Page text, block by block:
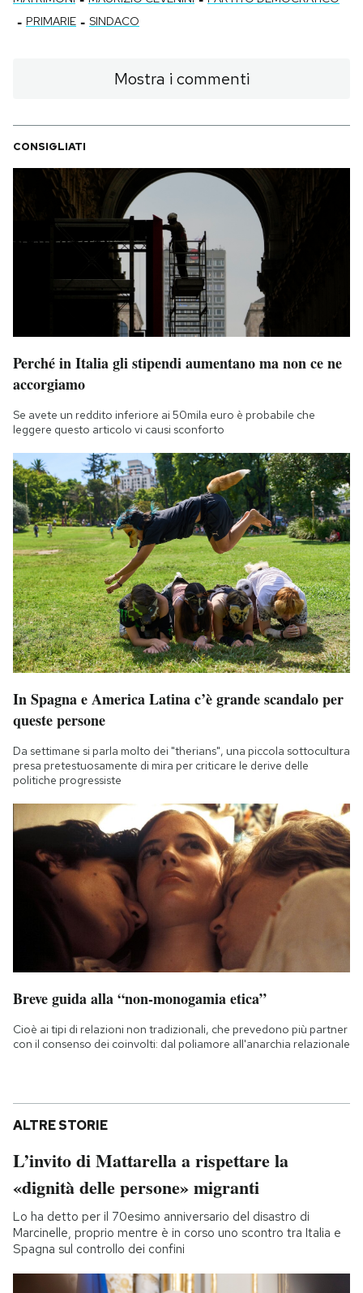
- PRIMARIE - SINDACO
Mostra i commenti
CONSIGLIATI
Perché in Italia gli stipendi aumentano ma non ce ne
accorgiamo
Se avete un reddito inferiore ai 50mila euro è probabile che
leggere questo articolo vi causi sconforto
In Spagna e America Latina c’è grande scandalo per
queste persone
Da settimane si parla molto dei "therians", una piccola sottocultura
presa pretestuosamente di mira per criticare le derive delle
politiche progressiste
Breve guida alla “non-monogamia etica”
Cioè ai tipi di relazioni non tradizionali, che prevedono più partner
con il consenso dei coinvolti: dal poliamore all'anarchia relazionale
ALTRE STORIE
L’invito di Mattarella a rispettare la
«dignità delle persone» migranti
Lo ha detto per il 70esimo anniversario del disastro di
Marcinelle, proprio mentre è in corso uno scontro tra Italia e
Spagna sul controllo dei confini